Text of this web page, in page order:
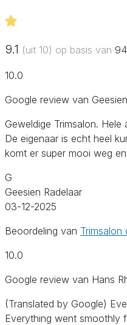
9.1 (uit 10) op basis van 94
10.0
Google review van
Geweldige Trimsalon.
De eigenaar is echt heel
komt er super mooi weg
G
Geesien Radelaar
03-12-2025
Beoordeling van Trimsalon
10.0
Google review van Hans
(Translated by Google)
Everything went smoothly